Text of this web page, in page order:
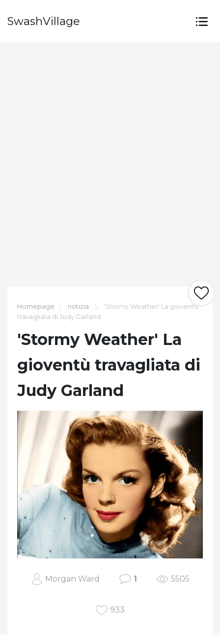
SwashVillage
Homepage notizia
'Stormy Weather' La gioventù
travagliata di Judy Garland
'Stormy Weather' La
gioventù travagliata di
Judy Garland
Morgan Ward 1 5505
933